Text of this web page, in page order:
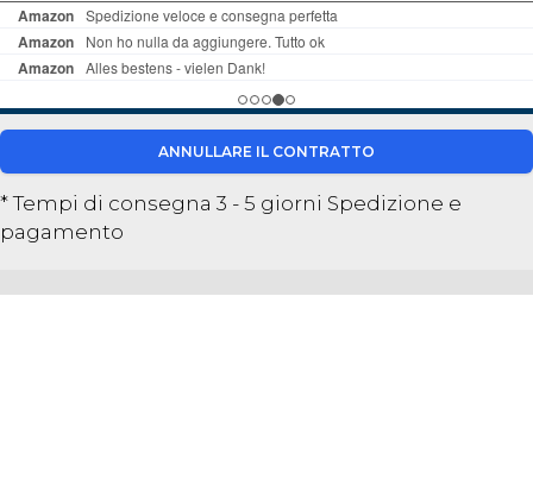
ANNULLARE IL CONTRATTO
* Tempi di consegna 3 - 5 giorni Spedizione e
pagamento